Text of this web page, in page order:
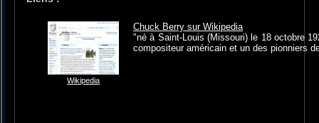
Wikipedia
Chuck Berry sur Wikipedia
"né à Saint-Louis (Missouri) le 18 octobre
compositeur américain et un des pionniers